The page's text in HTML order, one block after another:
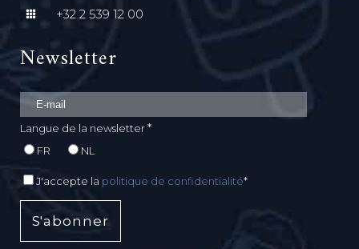
+32 2 539 12 00
Newsletter
Langue de la newsletter*
FR NL
J'accepte la politique de confidentialité*